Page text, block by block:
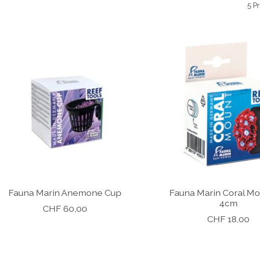
5
Fauna Marin Anemone Cup
CHF 60,00
Fauna Marin Coral
4cm
CHF 18,00